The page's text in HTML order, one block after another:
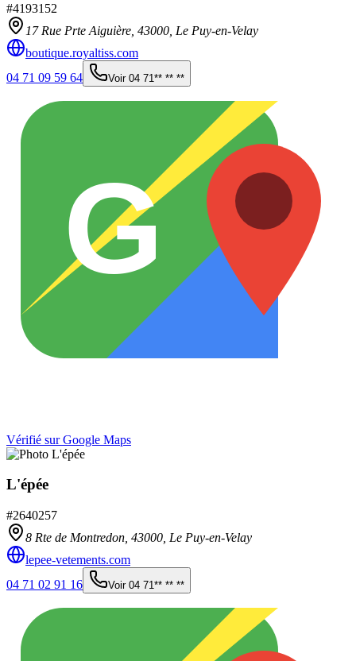
#4193152
17 Rue Prte Aiguière, 43000 Le Puy-en-Velay
boutique.royaltiss.com
04 71 09 59 64
Voir 04 71** ** **
G
Vérifié sur Google Maps
L'épée
#2640257
8 Rte de Montredon, 43000 Le Puy-en-Velay
lepee-vetements.com
04 71 02 91 16
Voir 04 71** ** **